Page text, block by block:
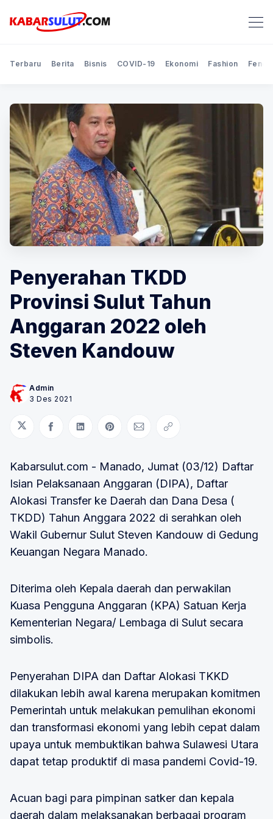
Terbaru Berita Bisnis COVID-19 Ekonomi Fashion
Penyerahan TKDD
Provinsi Sulut Tahun
Anggaran 2022 oleh
Steven Kandouw
Admin
3 Des 2021
Bagikan di Twitter
Bagikan di Facebook
Bagikan di LinkedIn
Bagikan di Pinterest
Bagikan melalui Email
Salin tautan
Kabarsulut.com - Manado, Jumat (03/12) Daftar
Isian Pelaksanaan Anggaran (DIPA), Daftar
Alokasi Transfer ke Daerah dan Dana Desa (
TKDD) Tahun Anggara 2022 di serahkan oleh
Wakil Gubernur Sulut Steven Kandouw di Gedung
Keuangan Negara Manado.
Diterima oleh Kepala daerah dan perwakilan
Kuasa Pengguna Anggaran (KPA) Satuan Kerja
Kementerian Negara/ Lembaga di Sulut secara
simbolis.
Penyerahan DIPA dan Daftar Alokasi TKKD
dilakukan lebih awal karena merupakan komitmen
Pemerintah untuk melakukan pemulihan ekonomi
dan transformasi ekonomi yang lebih cepat dalam
upaya untuk membuktikan bahwa Sulawesi Utara
dapat tetap produktif di masa pandemi Covid-19.
Acuan bagi para pimpinan satker dan kepala
daerah dalam melaksanakan berbagai program